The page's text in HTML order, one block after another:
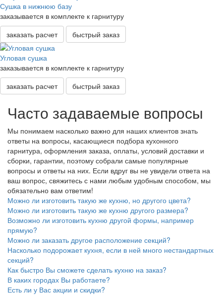
Сушка в нижнюю базу
заказывается в комплекте к гарнитуру
заказать расчет
быстрый заказ
Угловая сушка
заказывается в комплекте к гарнитуру
заказать расчет
быстрый заказ
Часто задаваемые вопросы
Мы понимаем насколько важно для наших клиентов знать
ответы на вопросы, касающиеся подбора кухонного
гарнитура, оформления заказа, оплаты, условий доставки и
сборки, гарантии, поэтому собрали самые популярные
вопросы и ответы на них. Если вдруг вы не увидели ответа на
ваш вопрос, свяжитесь с нами любым удобным способом, мы
обязательно вам ответим!
Можно ли изготовить такую же кухню, но другого цвета?
Можно ли изготовить такую же кухню другого размера?
Возможно ли изготовить кухню другой формы, например
прямую?
Можно ли заказать другое расположение секций?
Насколько подорожает кухня, если в ней много нестандартных
секций?
Как быстро Вы сможете сделать кухню на заказ?
В каких городах Вы работаете?
Есть ли у Вас акции и скидки?